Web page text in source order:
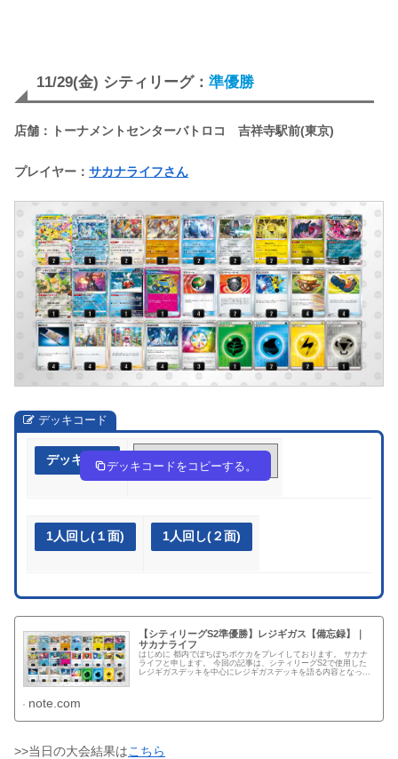
11/29(金) シティリーグ： 準優勝
店舗：トーナメントセンターバトロコ 吉祥寺駅前(東京)
プレイヤー： サカナライフさん
デッキコード
デッキ作成 HLniQg-Y2EIkk-gLLHnQ
デッキコードをコピーする。
1人回し(１面) 1人回し(２面)
【シティリーグS2準優勝】レジギガス【備忘録】｜
サカナライフ
はじめに 都内でぼちぼちポケカをプレイしております。 サカナ
ライフと申します。 今回の記事は、シティリーグS2で使用した
レジギガスデッキを中心にレジギガスデッキを語る内容となって
note.com
>>当日の大会結果はこちら